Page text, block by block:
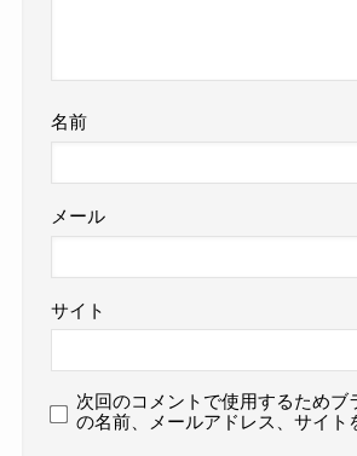
名前
メール
サイト
次回のコメントで使用するためブ
の名前、メールアドレス、サイト